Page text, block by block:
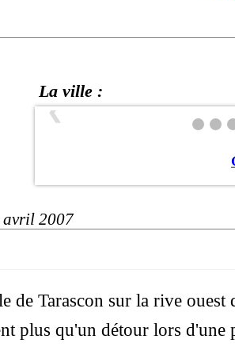
La ville :
❮
avril 2007
de Tarascon sur la rive
plus qu'un détour lors d'une